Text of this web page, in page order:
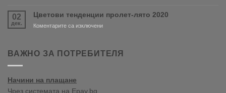
цветови
тенденции
Лято
02
дек.
Цветови тенденции пролет-лято 2020
Коментарите са изключениза
пролет-
ВАЖНО ЗА ПОТРЕБИТЕЛЯ
Начини на плащане
Чрез системата на Epay.bg